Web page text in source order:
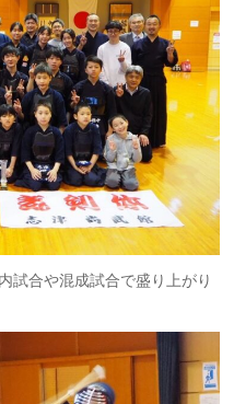
試合や混成試合で盛り上がり